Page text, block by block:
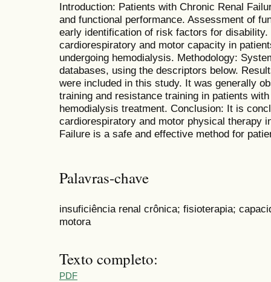
Introduction: Patients with Chronic Renal
and functional performance. Assessment of
early identification of risk factors for
cardiorespiratory and motor capacity in
undergoing hemodialysis. Methodology:
databases, using the descriptors below.
were included in this study. It was generally
training and resistance training in patients
hemodialysis treatment. Conclusion: It is
cardiorespiratory and motor physical therapy
Failure is a safe and effective method for
Palavras-chave
insuficiência renal crônica; fisioterapia;
motora
Texto completo:
PDF